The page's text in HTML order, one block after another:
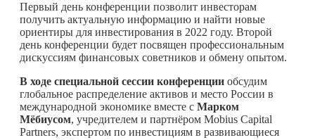
Первый день конференции позволит инвесторам
получить актуальную информацию и найти новые
ориентиры для инвестирования в 2022 году. Второй
день конференции будет посвящен профессиональным
дискуссиям финансовых советников и обмену опытом.
В ходе специальной сессии конференции обсудим
глобальное распределение активов и место России в
международной экономике вместе с Марком
Мёбиусом, учредителем и партнёром Mobius Capital
Partners, экспертом по инвестициям в развивающиеся